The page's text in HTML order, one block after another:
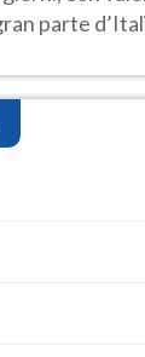
parte